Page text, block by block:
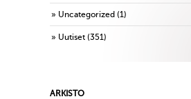
Uncategorized (1)
Uutiset (351)
ARKISTO